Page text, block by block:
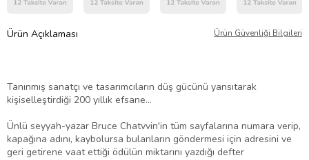
Ürün Açıklaması Ürün Güvenliği Bilgileri
Tanınmış sanatçı ve tasarımcıların düş gücünü yansıtarak
kişiselleştirdiği 200 yıllık efsane...
Ünlü seyyah-yazar Bruce Chatvvin'in tüm sayfalarına numara verip,
kapağına adını, kaybolursa bulanların göndermesi için adresini ve
geri getirene vaat ettiği ödülün miktarını yazdığı defter